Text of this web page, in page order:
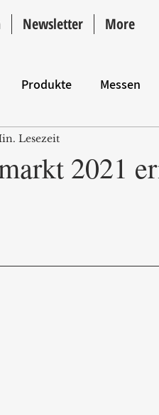
Newsletter More
Produkte Messen
2021
Lesezeit